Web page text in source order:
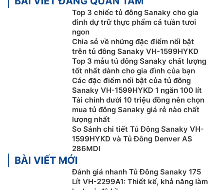
thông thường. Như vậy thức ăn sẽ được giữ nguyên
chất dinh dưỡng và tươi ngon lâu hơn.
Ngoài ra,tủ đôngSanaky 100 lít VH-1599HYKD này
còn được trang bị nhiều tiện ích khác như: Trang bị
bánh xe, Khóa cửa tủ bên ngoài, Giỏ chứa đồ linh
Top 3 chiếc tủ đông Sanaky cho gia
đình dự trữ thực phẩm cả tuần tươi
ngon
Chia sẻ về những đặc điểm nổi bật
trên tủ đông Sanaky VH-1599HYKD
Top 3 mẫu tủ đông Sanaky chất lượng
tốt nhất dành cho gia đình của bạn
Các đặc điểm nổi bật của tủ đông
Sanaky VH-1599HYKD 1 ngăn 100 lít
Tài chính dưới 10 triệu đồng nên chọn
mua tủ đông Sanaky giá rẻ nào chất
lượng nhất
So Sánh chi tiết Tủ Đông Sanaky VH-
1599HYKD và Tủ Đông Denver AS
286MDI
BÀI VIẾT MỚI
Đánh giá nhanh Tủ Đông Sanaky 175
Lít VH-2299A1: Thiết kế, khả năng làm